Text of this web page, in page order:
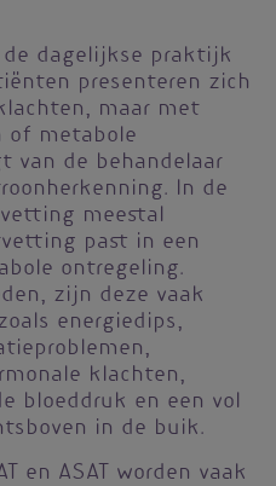
dagelijkse praktijk
presenteren zich
maar met
of metabole
van de behandelaar
In de
meestal
past in een
ontregeling.
zijn deze vaak
energiedips,
klachten,
bloeddruk en een vol
in de buik.
en ASAT worden vaak